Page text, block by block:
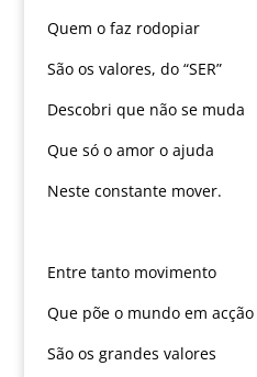
Quem o faz rodopiar
São os valores, do “SER”
Descobri que não se muda
Que só o amor o ajuda
Neste constante mover.
Entre tanto movimento
Que põe o mundo em acção
São os grandes valores